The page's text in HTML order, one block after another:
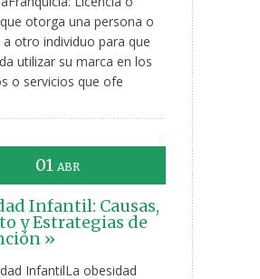
otorga una persona o
otro individuo para que
utilizar su marca en los
o servicios que ofe
01 ABR
Infantil: Causas,
y Estrategias de
»
InfantilLa obesidad